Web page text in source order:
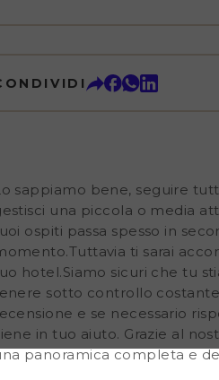
sui vari portali di recensione
corretto possibile.A questo
sappiamo bene, seguire
una piccola o media
ospiti passa spesso in
ti sarai
hotel.Siamo sicuri che tu
sotto controllo
e se necessario
in tuo aiuto. Grazie al
panoramica completa e